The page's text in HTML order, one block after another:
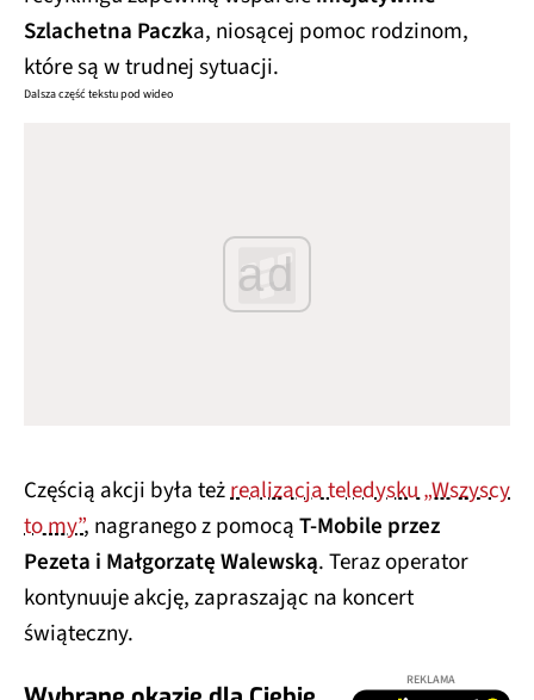
Szlachetna Paczka, niosącej pomoc rodzinom,
które są w trudnej sytuacji.
Dalsza część tekstu pod wideo
ad
Częścią akcji była teżrealizacja teledysku „Wszyscy
to my”, nagranego z pomocąT-Mobile przez
Pezeta i Małgorzatę Walewską. Teraz operator
kontynuuje akcję, zapraszając na koncert
świąteczny.
REKLAMA